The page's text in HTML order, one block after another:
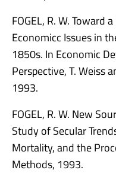
FOGEL, R. W. Toward
Economicc Issues in
1850s. In Economic
Perspective, T. Weiss
1993.
FOGEL, R. W. New
Study of Secular
Mortality, and the
Methods, 1993.